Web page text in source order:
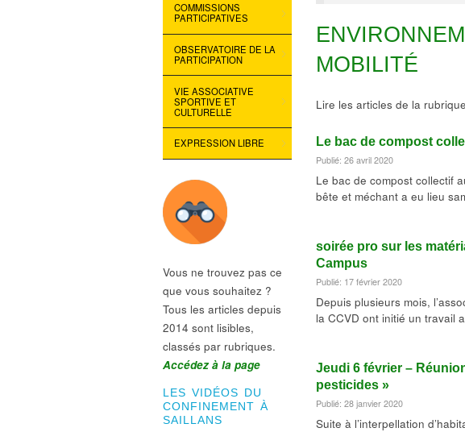
COMMISSIONS
PARTICIPATIVES
OBSERVATOIRE DE LA
PARTICIPATION
VIE ASSOCIATIVE
SPORTIVE ET
CULTURELLE
EXPRESSION LIBRE
Vous ne trouvez pas ce
que vous souhaitez ?
Tous les articles depuis
2014 sont lisibles,
classés par rubriques.
Accédez à la page
LES VIDÉOS DU
CONFINEMENT À
SAILLANS
MOBILITÉ
Lire les articles de la
Le bac de compost
Publié: 26 avril 2020
Le bac de compost collectif
bête et méchant a eu lieu
soirée pro sur les
Campus
Publié: 17 février 2020
Depuis plusieurs mois,
la CCVD ont initié un travail
Jeudi 6 février –
pesticides »
Publié: 28 janvier 2020
Suite à l’interpellation